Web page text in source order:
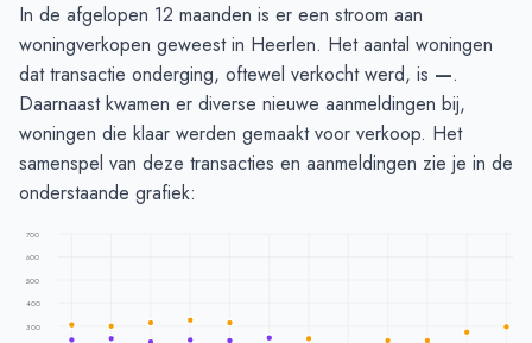
In de afgelopen 12 maanden is er een stroom aan
woningverkopen geweest in Heerlen. Het aantal woningen
dat transactie onderging, oftewel verkocht werd, is —.
Daarnaast kwamen er diverse nieuwe aanmeldingen bij,
woningen die klaar werden gemaakt voor verkoop. Het
samenspel van deze transacties en aanmeldingen zie je in de
onderstaande grafiek:
700
600
500
400
300